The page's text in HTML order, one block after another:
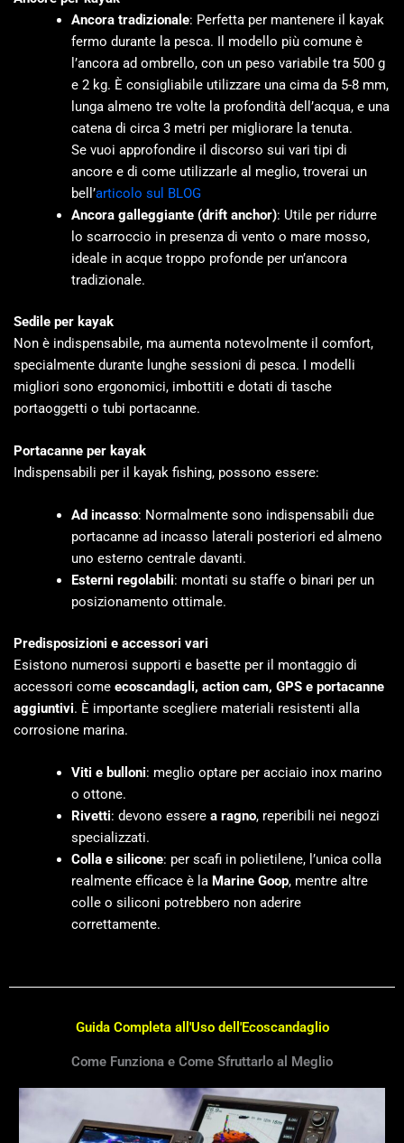
Ancora tradizionale: Perfetta per mantenere il kayak
fermo durante la pesca. Il modello più comune è
l’ancora ad ombrello, con un peso variabile tra 500 g
e 2 kg. È consigliabile utilizzare una cima da 5-8 mm,
lunga almeno tre volte la profondità dell’acqua, e una
catena di circa 3 metri per migliorare la tenuta.
Se vuoi approfondire il discorso sui vari tipi di
ancore e di come utilizzarle al meglio, troverai un
bell’articolo sul BLOG
Ancora galleggiante (drift anchor): Utile per ridurre
lo scarroccio in presenza di vento o mare mosso,
ideale in acque troppo profonde per un’ancora
tradizionale.
Sedile per kayak
Non è indispensabile, ma aumenta notevolmente il comfort,
specialmente durante lunghe sessioni di pesca. I modelli
migliori sono ergonomici, imbottiti e dotati di tasche
portaoggetti o tubi portacanne.
Portacanne per kayak
Indispensabili per il kayak fishing, possono essere:
Ad incasso: Normalmente sono indispensabili due
portacanne ad incasso laterali posteriori ed almeno
uno esterno centrale davanti.
Esterni regolabili: montati su staffe o binari per un
posizionamento ottimale.
Predisposizioni e accessori vari
Esistono numerosi supporti e basette per il montaggio di
accessori come ecoscandagli, action cam, GPS e portacanne
aggiuntivi. È importante scegliere materiali resistenti alla
corrosione marina.
Viti e bulloni: meglio optare per acciaio inox marino
o ottone.
Rivetti: devono essere a ragno, reperibili nei negozi
specializzati.
Colla e silicone: per scafi in polietilene, l’unica colla
realmente efficace è la Marine Goop, mentre altre
colle o siliconi potrebbero non aderire
correttamente.
Guida Completa all'Uso dell'Ecoscandaglio
Come Funziona e Come Sfruttarlo al Meglio